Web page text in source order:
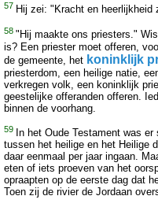
57 Hij zei: "Kracht en heerlijkheid
58 "Hij maakte ons priesters."
is? Een priester moet offeren,
de gemeente, het koninklijk
priesterdom, een heilige natie,
verkregen volk, een koninklijk
geestelijke offeranden offeren.
binnen de voorhang.
59 In het Oude Testament was
tussen het heilige en het Heilige
daar eenmaal per jaar ingaan.
eten of iets proeven van het
opraapten op de eerste dag dat
Toen zij de rivier de Jordaan